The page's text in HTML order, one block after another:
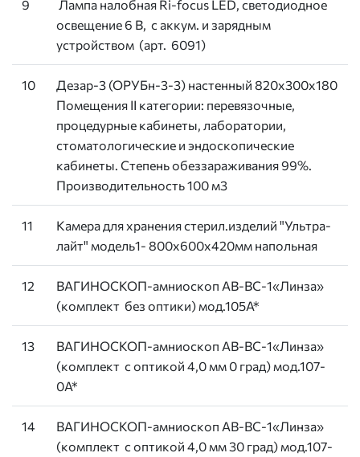
9
Лампа налобная Ri-focus LED, светодиодное
освещение 6 В, с аккум. и зарядным
устройством (арт. 6091)
10
Дезар-3 (ОРУБн-3-3) настенный 820х300х180
Помещения II категории: перевязочные,
процедурные кабинеты, лаборатории,
стоматологические и эндоскопические
кабинеты. Степень обеззараживания 99%.
Производительность 100 м3
11
Камера для хранения стерил.изделий "Ультра-
лайт" модель1- 800х600х420мм напольная
12
ВАГИНОСКОП-амниоскоп АВ-ВС-1«Линза»
(комплект без оптики) мод.105А*
13
ВАГИНОСКОП-амниоскоп АВ-ВС-1«Линза»
(комплект с оптикой 4,0 мм 0 град) мод.107-
0А*
14
ВАГИНОСКОП-амниоскоп АВ-ВС-1«Линза»
(комплект с оптикой 4,0 мм 30 град) мод.107-